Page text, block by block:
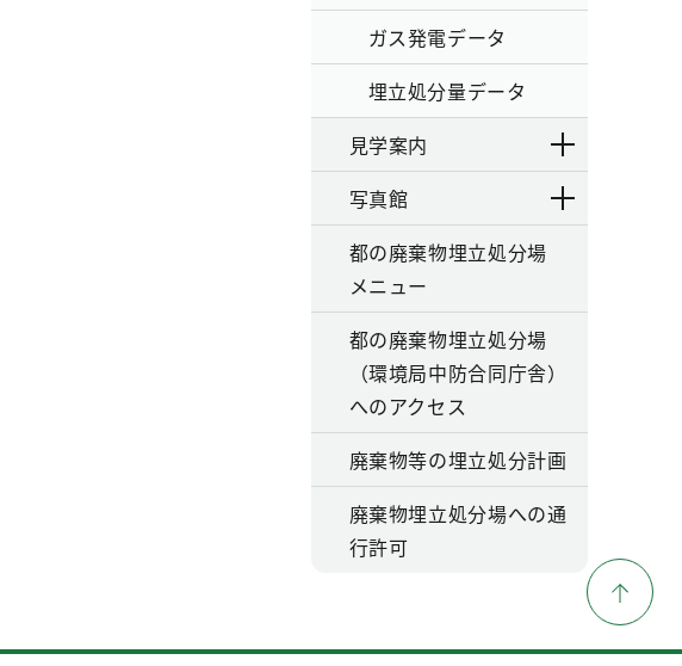
ガス発電データ
埋立処分量データ
見学案内
写真館
都の廃棄物埋立処分場
メニュー
都の廃棄物埋立処分場
（環境局中防合同庁舎）
へのアクセス
廃棄物等の埋立処分計画
廃棄物埋立処分場への通
行許可